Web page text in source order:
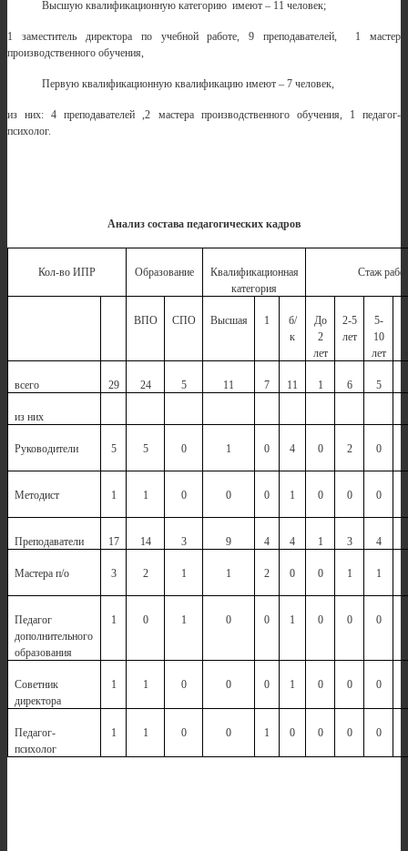
Высшую квалификационную категорию имеют – 11 человек;
1 заместитель директора по учебной работе, 9 преподавателей, 1 мастер
производственного обучения,
Первую квалификационную квалификацию имеют – 7 человек,
из них: 4 преподавателей ,2 мастера производственного обучения, 1 педагог-
психолог.
Анализ состава педагогических кадров
Кол-во ИПР Образование
Квалификационная
категория
Стаж
ВПО СПО Высшая 1
б/
к
До
2
лет
2-5
лет
5-
10
лет
всего 29 24 5 11 7 11 1 6 5
из них
Руководители 5 5 0 1 0 4 0 2 0
Методист 1 1 0 0 0 1 0 0 0
Преподаватели 17 14 3 9 4 4 1 3 4
Мастера п/о 3 2 1 1 2 0 0 1 1
Педагог
дополнительного
образования
1 0 1 0 0 1 0 0 0
Советник
директора
1 1 0 0 0 1 0 0 0
Педагог-
психолог
1 1 0 0 1 0 0 0 0